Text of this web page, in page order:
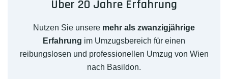
Über 20 Jahre Erfahrung
Nutzen Sie unsere mehr als zwanzigjährige
Erfahrung im Umzugsbereich für einen
reibungslosen und professionellen Umzug von Wien
nach Basildon.